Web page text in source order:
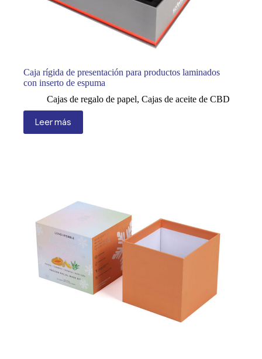
Caja rígida de presentación para productos laminados
con inserto de espuma
Cajas de regalo de papel, Cajas de aceite de CBD
Leer más